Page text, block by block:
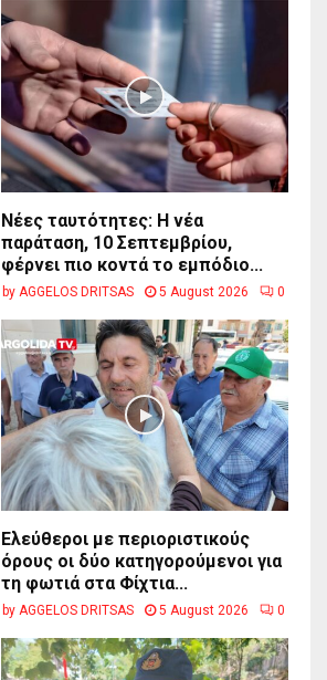
Νέες ταυτότητες: Η νέα
παράταση, 10 Σεπτεμβρίου,
φέρνει πιο κοντά το εμπόδιο...
by AGGELOS DRITSAS 5 August 2026 0
Ελεύθεροι με περιοριστικούς
όρους οι δύο κατηγορούμενοι για
τη φωτιά στα Φίχτια...
by AGGELOS DRITSAS 5 August 2026 0